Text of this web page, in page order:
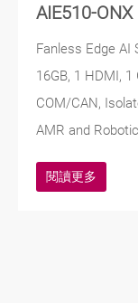
AIE510-ONX
Fanless Edge
16GB, 1 HDMI, 1
COM/CAN,
AMR and
閱讀更多